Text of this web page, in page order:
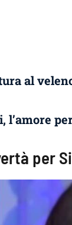
al
l’amore
per